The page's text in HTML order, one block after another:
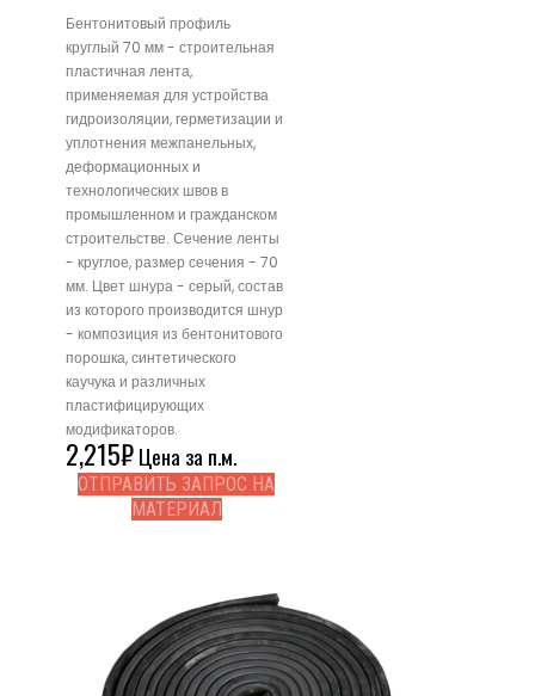
Бентонитовый профиль
круглый 70 мм - строительная
пластичная лента,
применяемая для устройства
гидроизоляции, герметизации и
уплотнения межпанельных,
деформационных и
технологических швов в
промышленном и гражданском
строительстве. Сечение ленты
- круглое, размер сечения - 70
мм. Цвет шнура - серый, состав
из которого производится шнур
- композиция из бентонитового
порошка, синтетического
каучука и различных
пластифицирующих
модификаторов.
2,215₽Цена за п.м.
ОТПРАВИТЬ ЗАПРОС НА
МАТЕРИАЛ